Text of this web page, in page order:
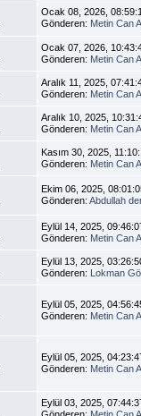
Ocak 08, 2026,
Gönderen: Metin Can
Ocak 07, 2026,
Gönderen: Metin Can
Aralık 11, 2025,
Gönderen: Metin Can
Aralık 10, 2025,
Gönderen: Metin Can
Kasım 30, 2025,
Gönderen: Metin Can
Ekim 06, 2025,
Gönderen:Abdullah
Eylül 14, 2025,
Gönderen: Metin Can
Eylül 13, 2025,
Gönderen: Lokman
Eylül 05, 2025,
Gönderen: Metin Can
Eylül 05, 2025,
Gönderen: Metin Can
Eylül 03, 2025,
Gönderen: Metin Can